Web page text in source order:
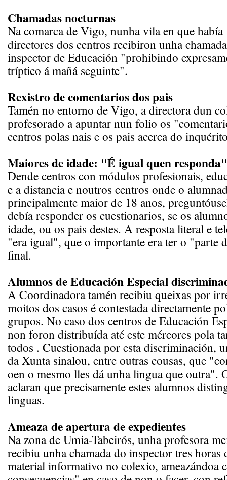
Chamadas nocturnas
Na comarca de Vigo, nunha vila en que había
directores dos centros recibiron unha
inspector de Educación "prohibindo
tríptico á mañá seguinte".
Rexistro de comentarios dos pais
Tamén no entorno de Vigo, a directora dun
profesorado a apuntar nun folio os
centros polas nais e os pais acerca do
Maiores de idade: "É igual quen responda"
Dende centros con módulos profesionais,
e a distancia e noutros centros onde o
principalmente maior de 18 anos,
debía responder os cuestionarios, se os
idade, ou os pais destes. A resposta literal e
"era igual", que o importante era ter o "parte
final.
Alumnos de Educación Especial
A Coordinadora tamén recibiu queixas por
moitos dos casos é contestada directamente
grupos. No caso dos centros de Educación
non foron distribuída até este mércores pola
todos . Cuestionada por esta discriminación,
da Xunta sinalou, entre outras cousas, que
oen o mesmo lles dá unha lingua que outra".
aclaran que precisamente estes alumnos
linguas.
Ameaza de apertura de expedientes
Na zona de Umia-Tabeirós, unha profesora
recibiu unha chamada do inspector tres horas
material informativo no colexio, ameazándoa